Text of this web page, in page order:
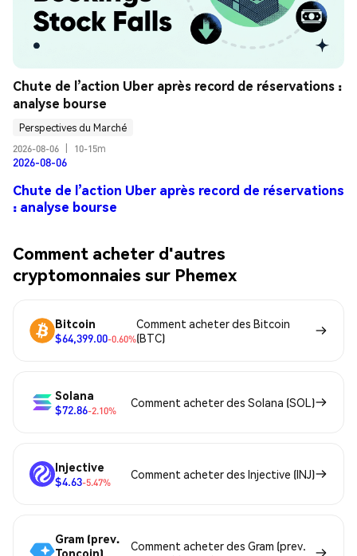
Chute de l’action Uber après record de réservations :
analyse bourse
Perspectives du Marché
2026-08-06
10-15m
2026-08-06
Chute de l’action Uber après record de réservations
: analyse bourse
Comment acheter d'autres
cryptomonnaies sur Phemex
Bitcoin
$64,399.00-0.60%
Comment acheter des Bitcoin
(BTC)
Solana
$72.86-2.10%
Comment acheter des Solana (SOL)
Injective
$4.63-5.47%
Comment acheter des Injective (INJ)
Gram (prev.
Toncoin)
Comment acheter des Gram (prev.